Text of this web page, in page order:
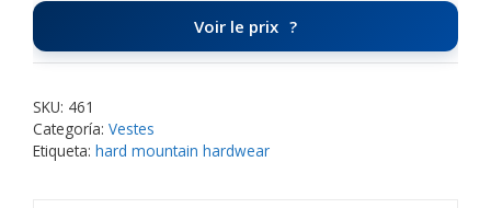
Voir le prix
SKU: 461
Categoría: Vestes
Etiqueta: hard mountain hardwear